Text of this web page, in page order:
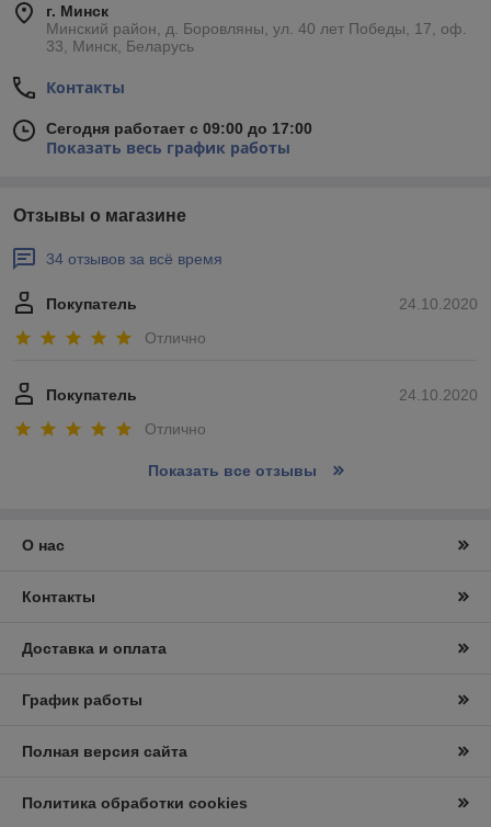
г. Минск
Минский район, д. Боровляны, ул. 40 лет Победы, 17, оф.
33, Минск, Беларусь
Контакты
Сегодня работает с 09:00 до 17:00
Показать весь график работы
Отзывы о магазине
34 отзывов за всё время
24.10.2020
Покупатель
Отлично
24.10.2020
Покупатель
Отлично
Показать все отзывы
О нас
Контакты
Доставка и оплата
График работы
Полная версия сайта
Политика обработки cookies